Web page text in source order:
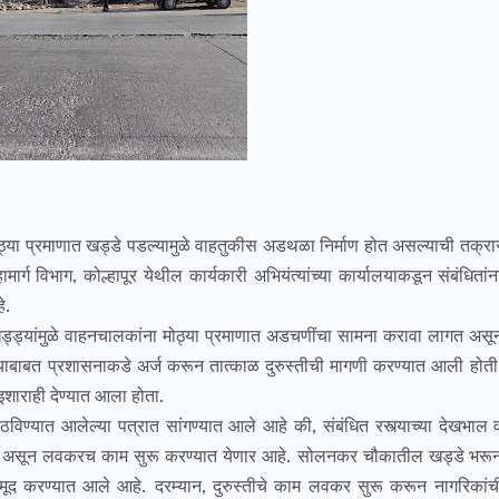
प्रमाणात खड्डे पडल्यामुळे वाहतुकीस अडथळा निर्माण होत असल्याची
विभाग, कोल्हापूर येथील कार्यकारी अभियंत्यांच्या कार्यालयाकडून
वाहनचालकांना मोठ्या प्रमाणात अडचणींचा सामना करावा लागत
प्रशासनाकडे अर्ज करून तात्काळ दुरुस्तीची मागणी करण्यात आली
देण्यात आला होता.
आलेल्या पत्रात सांगण्यात आले आहे की, संबंधित रस्त्याच्या देखभाल
आली असून लवकरच काम सुरू करण्यात येणार आहे. सोलनकर चौकातील खड्डे
करण्यात आले आहे. दरम्यान, दुरुस्तीचे काम लवकर सुरू करून